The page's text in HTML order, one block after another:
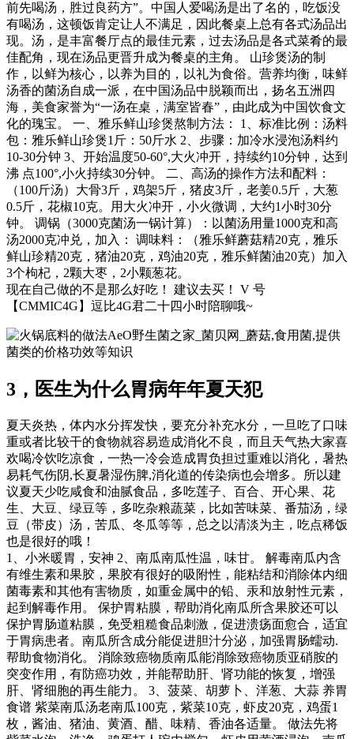
前先喝汤，胜过良药方”。中国人爱喝汤是出了名的，吃饭没
有喝汤，这顿饭肯定让人不满足，因此餐桌上总有各式汤品出
现。汤，是丰富餐厅点的最佳元素，过去汤品是各式菜肴的最
佳配角，现在汤品更晋升成为餐桌的主角。 山珍煲汤的制
作，以鲜为核心，以养为目的，以礼为食俗。营养均衡，味鲜
汤香的菌汤自成一派，在中国汤品中脱颖而出，扬名五洲四
海，美食家誉为“一汤在桌，满室皆春”，由此成为中国饮食文
化的瑰宝。 一、雅乐鲜山珍煲熬制方法： 1、标准比例：汤料
包：雅乐鲜山珍煲1斤：50斤水 2、步骤：加冷水浸泡汤料约
10-30分钟 3、开始温度50-60°,大火冲开，持续约10分钟，达到
沸 点100°,小火持续30分钟。 二、高汤的操作方法和配料：
（100斤汤）大骨3斤，鸡架5斤，猪皮3斤，老姜0.5斤，大葱
0.5斤，花椒10克。用大火冲开，小火微调，大约1小时30分
钟。 调锅（3000克菌汤一锅计算）：以菌汤用量1000克和高
汤2000克冲兑，加入： 调味料：（雅乐鲜蘑菇精20克，雅乐
鲜山珍精20克，猪油20克，鸡油20克，雅乐鲜菌油20克）加入
3个枸杞，2颗大枣，2小颗葱花。
现在自己做的不是那么好吃！ 建议去买！ V 号
【CMMIC4G】逗比4G君二十四小时陪聊哦~
AeO野生菌之家_菌贝网_蘑菇,食用菌,提供
菌类的价格功效等知识
3，医生为什么胃病年年夏天犯
夏天炎热，体内水分挥发快，要充分补充水分，一旦吃了口味
重或者比较干的食物就容易造成消化不良，而且天气热大家喜
欢喝冷饮吃凉食，一热一冷会造成胃负担过重难以消化，暑热
易耗气伤阴,长夏暑湿伤脾,消化道的传染病也会增多。所以建
议夏天少吃咸食和油腻食品，多吃莲子、百合、开心果、花
生、大豆、绿豆等，多吃杂粮蔬菜，比如苦味菜、番茄汤，绿
豆（带皮）汤，苦瓜、冬瓜等等，总之以清淡为主，吃点稀饭
也是很好的哦！
1、小米暖胃，安神 2、南瓜南瓜性温，味甘。 解毒南瓜内含
有维生素和果胶，果胶有很好的吸附性，能粘结和消除体内细
菌毒素和其他有害物质，如重金属中的铅、汞和放射性元素，
起到解毒作用。 保护胃粘膜，帮助消化南瓜所含果胶还可以
保护胃肠道粘膜，免受粗糙食品刺激，促进溃疡面愈合，适宜
于胃病患者。南瓜所含成分能促进胆汁分泌，加强胃肠蠕动.
帮助食物消化。 消除致癌物质南瓜能消除致癌物质亚硝胺的
突变作用，有防癌功效，并能帮助肝、肾功能的恢复，增强
肝、肾细胞的再生能力。 3、菠菜、胡萝卜、洋葱、大蒜 养胃
食谱 紫菜南瓜汤老南瓜100克，紫菜10克，虾皮20克，鸡蛋1
枚，酱油、猪油、黄酒、醋、味精、香油各适量。 做法先将